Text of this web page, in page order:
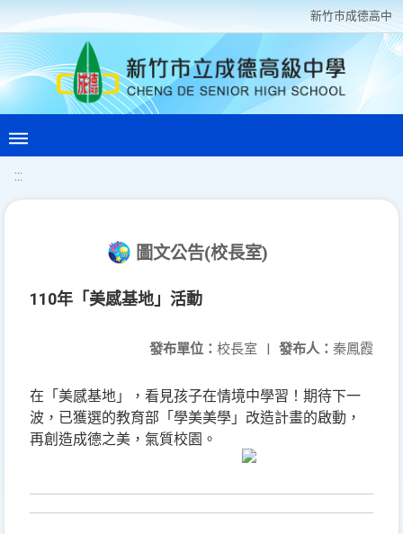
新竹巿成德高中
:::
圖文公告(校長室)
110年「美感基地」活動
發布人： 秦鳳霞
發布單位： 校長室 |
在「美感基地」，看見孩子在情境中學習！期待下一
波，已獲選的教育部「學美美學」改造計畫的啟動，
再創造成德之美，氣質校園。